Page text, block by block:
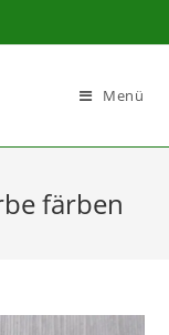
Menü
färben